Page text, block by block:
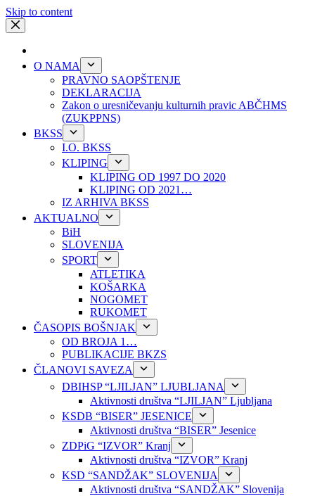
Skip to content
O NAMA
PRAVNO SAOPŠTENJE
DEKLARACIJA
Zakon o uresničevanju kulturnih pravic ABČHMS
(ZUKPPNS)
BKSS
I.O. BKSS
KLIPING
KLIPING OD 1997 DO 2020
KLIPING OD 2021…
IZ ARHIVA BKSS
AKTUALNO
BiH
SLOVENIJA
SPORT
ATLETIKA
KOŠARKA
NOGOMET
RUKOMET
ČASOPIS BOŠNJAK
OD BROJA 1…
PUBLIKACIJE BKZS
ČLANOVI SAVEZA
DBIHSP “LJILJAN” LJUBLJANA
Aktivnosti društva “LJILJAN” Ljubljana
KSDB “BISER” JESENICE
Aktivnosti društva “BISER” Jesenice
ZDPiG “IZVOR” Kranj
Aktivnosti društva “IZVOR” Kranj
KSD “SANDŽAK” SLOVENIJA
Aktivnosti društva “SANDŽAK” Slovenija